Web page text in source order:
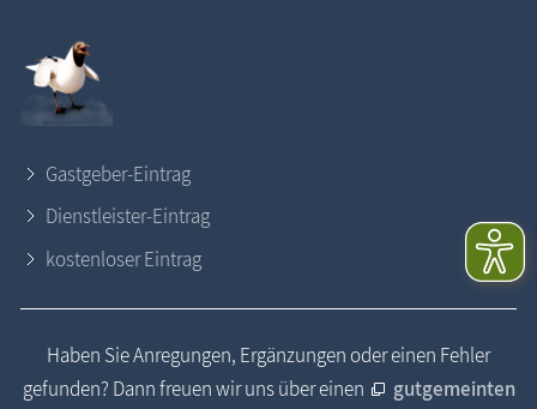
Gastgeber-Eintrag
Dienstleister-Eintrag
kostenloser Eintrag
Haben Sie Anregungen, Ergänzungen oder einen Fehler
gefunden? Dann freuen wir uns über einen
gutgemeinten